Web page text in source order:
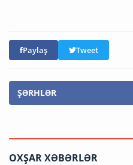
Paylaş Tweet
ŞƏRHLƏR
OXŞAR XƏBƏRLƏR